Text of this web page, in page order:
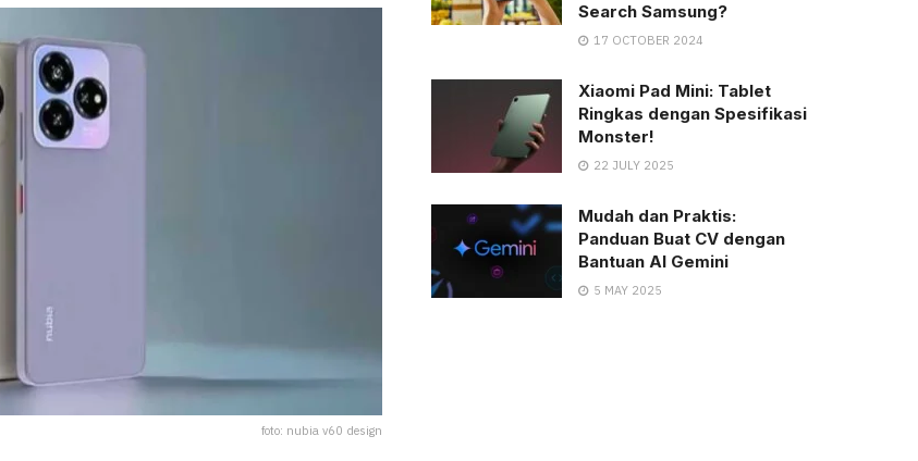
foto: nubia v60 design
Search Samsung?
17 OCTOBER 2024
Xiaomi Pad Mini: Tablet
Ringkas dengan Spesifikasi
Monster!
22 JULY 2025
Mudah dan Praktis:
Panduan Buat CV dengan
Bantuan AI Gemini
5 MAY 2025